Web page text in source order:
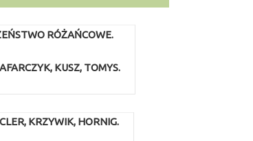
RÓŻAŃCOWE.
KUSZ, TOMYS.
KRZYWIK, HORNIG.